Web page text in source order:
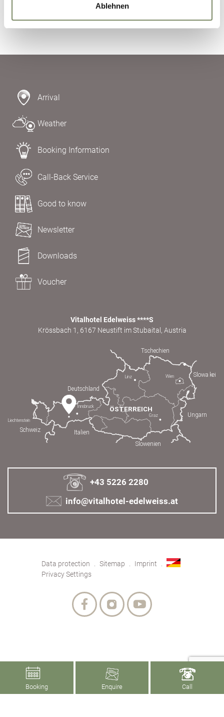
Ablehnen
Submit Inquiry
Arrival
Weather
Booking Information
Call-Back Service
Good to know
Newsletter
Downloads
Voucher
Vitalhotel Edelweiss ****S
Krössbach 1, 6167 Neustift im Stubaital, Austria
+43 5226 2280
info@vitalhotel-edelweiss.at
Data protection Sitemap
Imprint
Privacy Settings
Booking Enquire Call